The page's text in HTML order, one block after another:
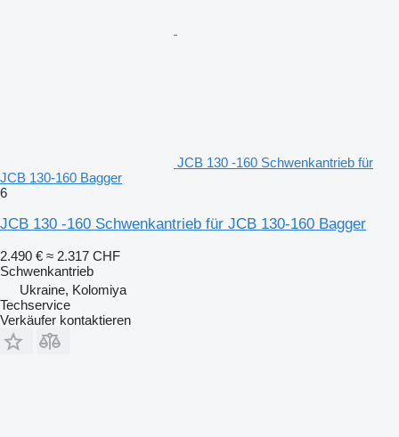
JCB 130 -160 Schwenkantrieb für
JCB 130-160 Bagger
6
JCB 130 -160 Schwenkantrieb für JCB 130-160 Bagger
2.490 € ≈ 2.317 CHF
Schwenkantrieb
Ukraine, Kolomiya
Techservice
Verkäufer kontaktieren